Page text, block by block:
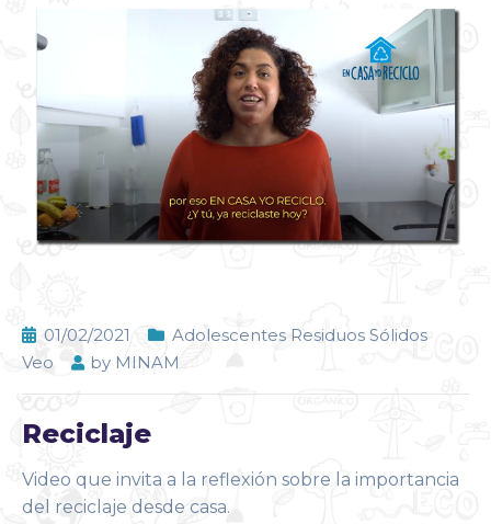
01/02/2021
Adolescentes Residuos Sólidos
Veo
by MINAM
Reciclaje
Video que invita a la reflexión sobre la importancia
del reciclaje desde casa.